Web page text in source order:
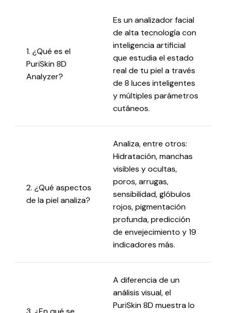
1. ¿Qué es el
PuriSkin 8D
Analyzer?
Es un analizador facial
de alta tecnología con
inteligencia artificial
que estudia el estado
real de tu piel a través
de 8 luces inteligentes
y múltiples parámetros
cutáneos.
2. ¿Qué aspectos
de la piel analiza?
Analiza, entre otros:
Hidratación, manchas
visibles y ocultas,
poros, arrugas,
sensibilidad, glóbulos
rojos, pigmentación
profunda, predicción
de envejecimiento y 19
indicadores más.
A diferencia de un
análisis visual, el
PuriSkin 8D muestra lo